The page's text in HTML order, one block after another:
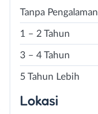
Tanpa Pengalaman
1 – 2 Tahun
3 – 4 Tahun
5 Tahun Lebih
Lokasi